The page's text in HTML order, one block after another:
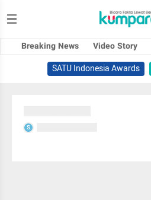
Breaking News Video Story
SATU Indonesia Awards
S